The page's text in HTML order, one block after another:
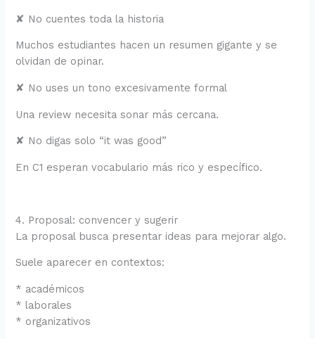
✘ No cuentes toda la historia
Muchos estudiantes hacen un resumen gigante y se
olvidan de opinar.
✘ No uses un tono excesivamente formal
Una review necesita sonar más cercana.
✘ No digas solo “it was good”
En C1 esperan vocabulario más rico y específico.
4. Proposal: convencer y sugerir
La proposal busca presentar ideas para mejorar algo.
Suele aparecer en contextos:
* académicos
* laborales
* organizativos